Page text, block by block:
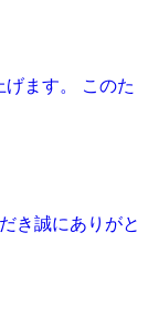
ます。 このた
き誠にありがと